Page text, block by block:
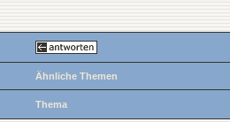
Ähnliche Themen
Thema